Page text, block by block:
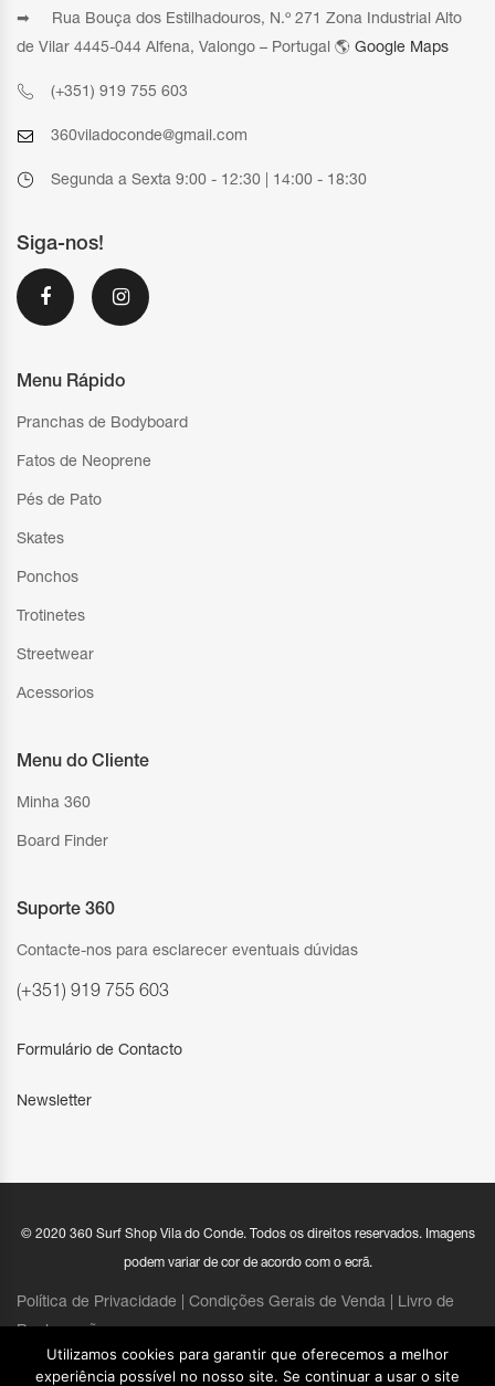
➡ Rua Bouça dos Estilhadouros, N.º 271 Zona Industrial Alto
de Vilar 4445-044 Alfena, Valongo – Portugal 🌎 Google Maps
(+351) 919 755 603
360viladoconde@gmail.com
Segunda a Sexta 9:00 - 12:30 | 14:00 - 18:30
Siga-nos!
Menu Rápido
Pranchas de Bodyboard
Fatos de Neoprene
Pés de Pato
Skates
Ponchos
Trotinetes
Streetwear
Acessorios
Menu do Cliente
Minha 360
Board Finder
Suporte 360
Contacte-nos para esclarecer eventuais dúvidas
(+351) 919 755 603
Formulário de Contacto
Newsletter
© 2020 360 Surf Shop Vila do Conde. Todos os direitos reservados. Imagens
podem variar de cor de acordo com o ecrã.
Política de Privacidade | Condições Gerais de Venda
Livro de
Reclamações
Utilizamos cookies para garantir que oferecemos a melhor
experiência possível no nosso site. Se continuar a usar o site